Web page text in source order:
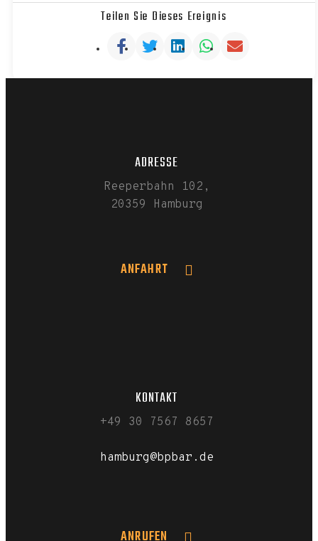
Teilen Sie Dieses Ereignis
ADRESSE
Reeperbahn 102,
20359 Hamburg
ANFAHRT
KONTAKT
+49 30 7567 8657
hamburg@bpbar.de